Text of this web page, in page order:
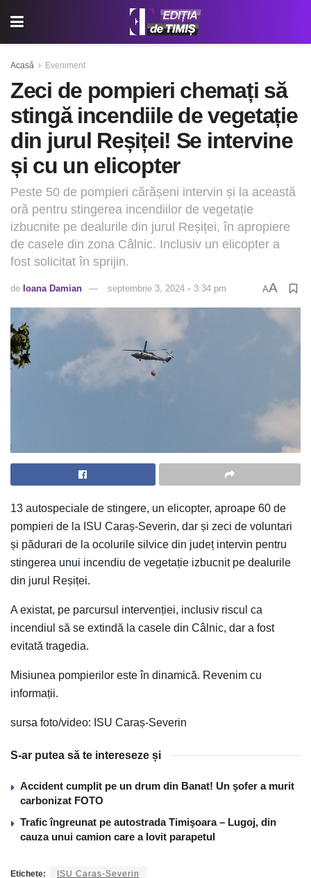
Acasă Eveniment
Zeci de pompieri chemați să
stingă incendiile de vegetație
din jurul Reșiței! Se intervine
și cu un elicopter
Peste 50 de pompieri cărășeni intervin și la această
oră pentru stingerea incendiilor de vegetație
izbucnite pe dealurile din jurul Reșiței, în apropiere
de casele din zona Câlnic. Inclusiv un elicopter a
fost solicitat în sprijin.
de Ioana Damian septembrie 3, 2024 ◦ 3:34 pm AA
13 autospeciale de stingere, un elicopter, aproape 60 de
pompieri de la ISU Caraș-Severin, dar și zeci de voluntari
și pădurari de la ocolurile silvice din județ intervin pentru
stingerea unui incendiu de vegetație izbucnit pe dealurile
din jurul Reșiței.
A existat, pe parcursul intervenției, inclusiv riscul ca
incendiul să se extindă la casele din Câlnic, dar a fost
evitată tragedia.
Misiunea pompierilor este în dinamică. Revenim cu
informații.
sursa foto/video: ISU Caraș-Severin
S-ar putea să te intereseze și
Accident cumplit pe un drum din Banat! Un şofer a murit
carbonizat FOTO
Trafic îngreunat pe autostrada Timişoara – Lugoj, din
cauza unui camion care a lovit parapetul
Etichete: ISU Caras-Severin